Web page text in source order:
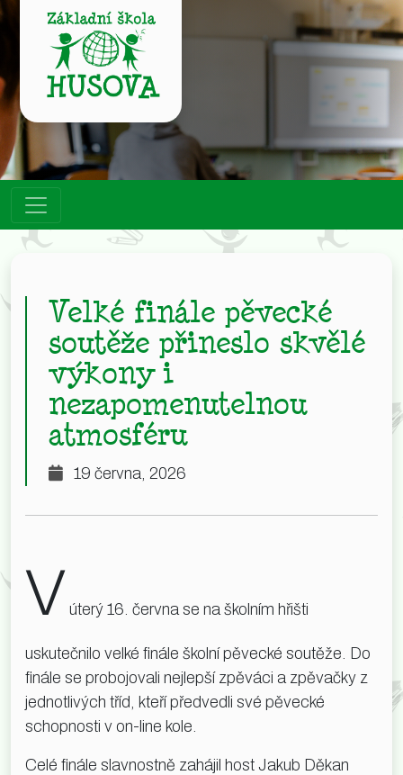
Velké finále pěvecké
soutěže přineslo skvělé
výkony i
nezapomenutelnou
atmosféru
19 června, 2026
V úterý 16. června se na školním hřišti
uskutečnilo velké finále školní pěvecké soutěže. Do
finále se probojovali nejlepší zpěváci a zpěvačky z
jednotlivých tříd, kteří předvedli své pěvecké
schopnosti v on-line kole.
Celé finále slavnostně zahájil host Jakub Děkan